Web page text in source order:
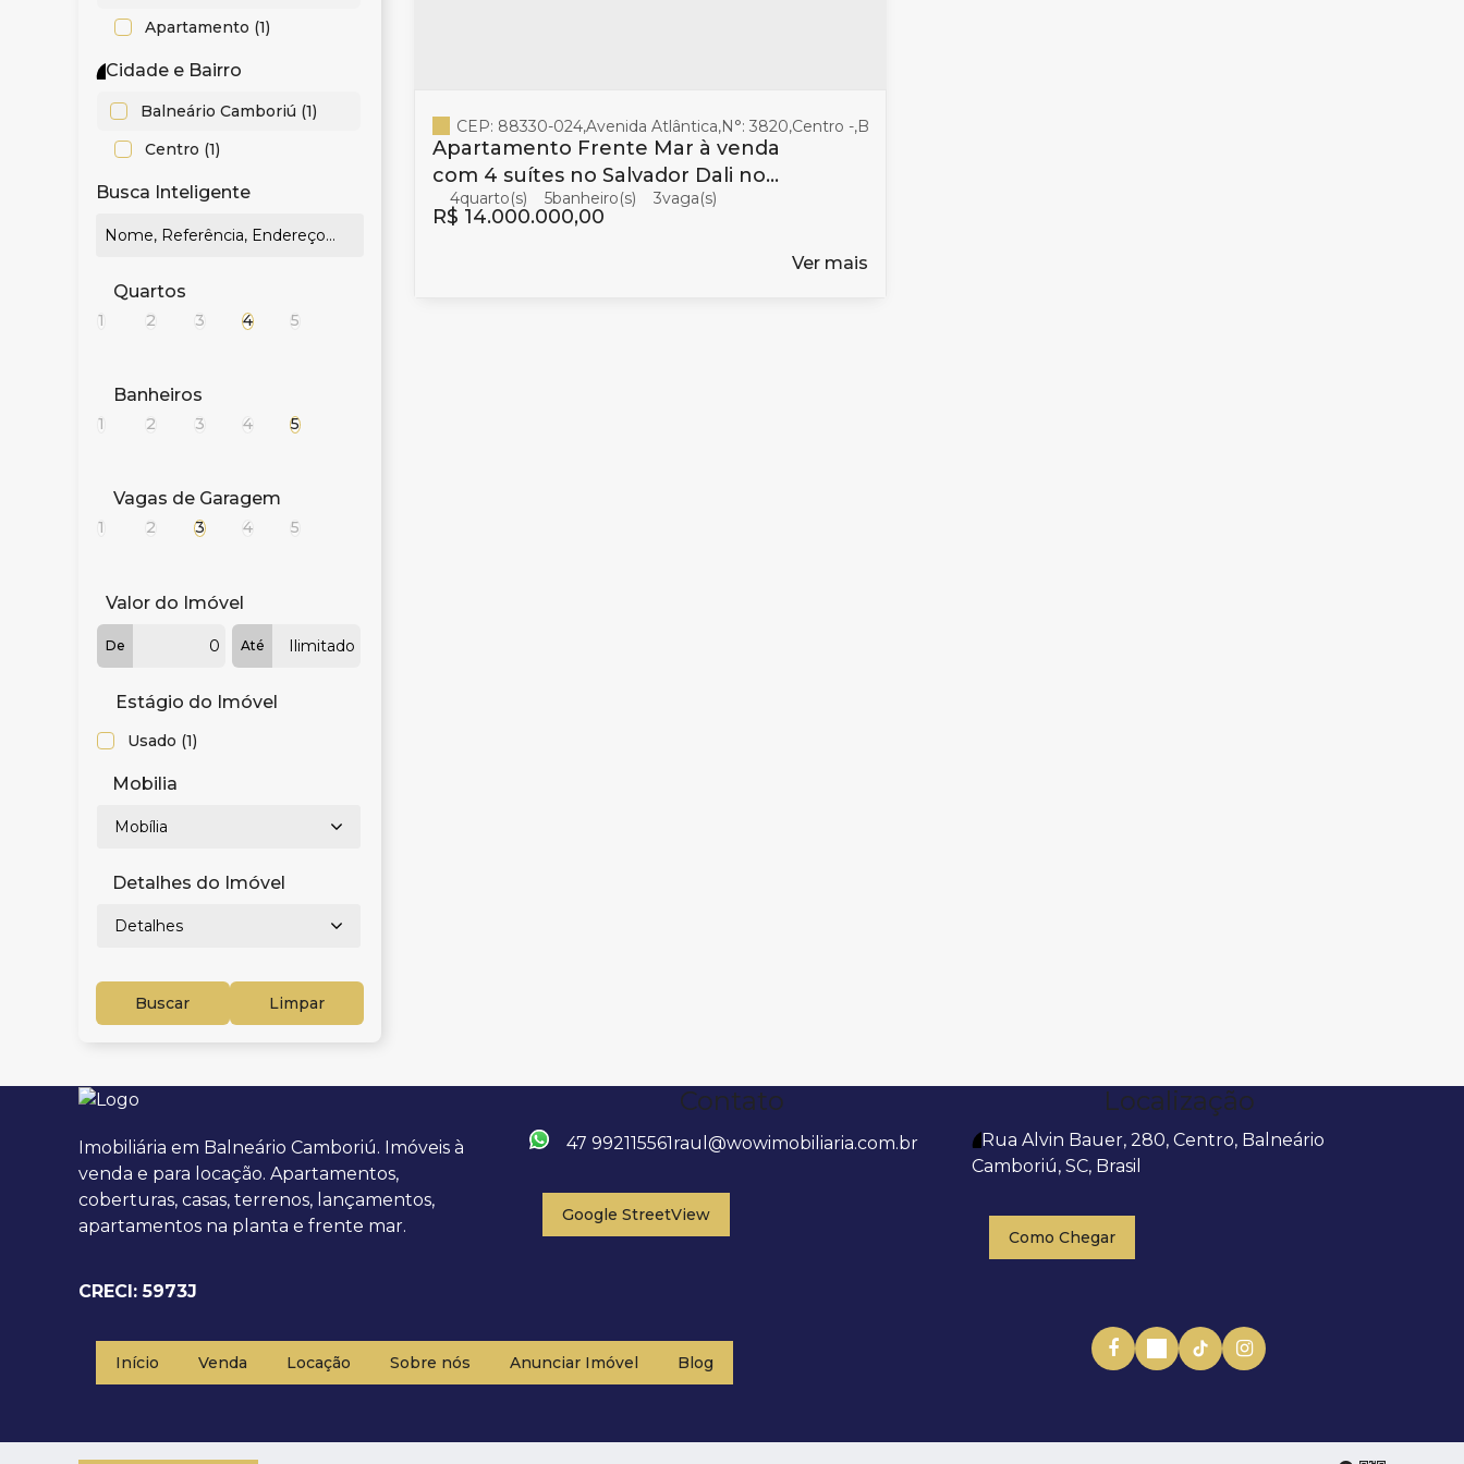
Apartamento (1)
Cidade e Bairro
Balneário Camboriú (1)
Centro (1)
Busca Inteligente
Quartos
1 2 3 4 5
Banheiros
1 2 3 4 5
Vagas de Garagem
1 2 3 4 5
Valor do Imóvel
De Até
Estágio do Imóvel
Usado (1)
Mobilia
Mobília
Detalhes do Imóvel
Detalhes
Buscar Limpar
Apartamento Frente Mar à venda
com 4 suítes no Salvador Dali no
Centro em Balneário Camboriú
R$ 14.000.000,00
CEP: 88330-024,Avenida Atlântica,N°: 3820,Centro ,Balneário Camboriú
4 5banheiro(s) 3
Ver mais
Imobiliária em Balneário Camboriú. Imóveis à
venda e para locação. Apartamentos,
coberturas, casas, terrenos, lançamentos,
apartamentos na planta e frente mar.
CRECI: 5973J
Contato
47 992115561 raul@wowimobiliaria.com.br
Google StreetView
Localização
Rua Alvin Bauer, 280, Centro, Balneário
Camboriú, SC, Brasil
Como Chegar
Início Venda Locação Sobre nós Anunciar Imóvel Blog